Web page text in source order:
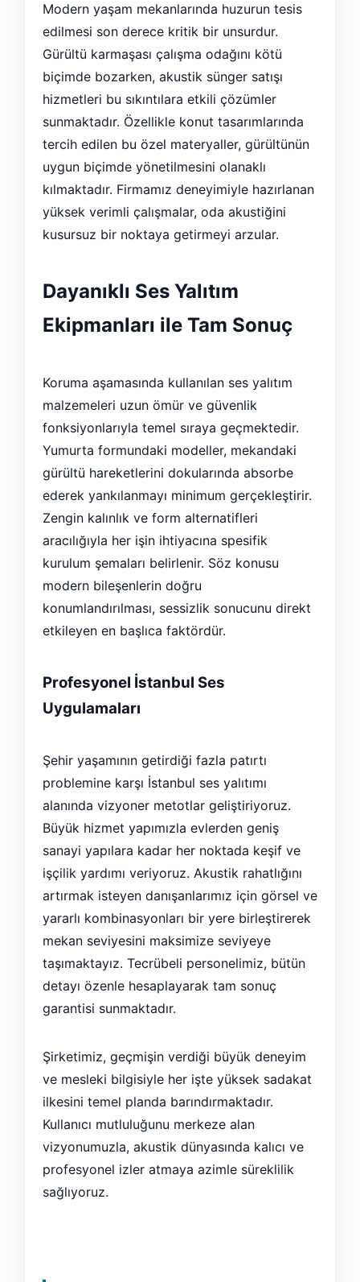
Modern yaşam mekanlarında huzurun tesis
edilmesi son derece kritik bir unsurdur.
Gürültü karmaşası çalışma odağını kötü
biçimde bozarken, akustik sünger satışı
hizmetleri bu sıkıntılara etkili çözümler
sunmaktadır. Özellikle konut tasarımlarında
tercih edilen bu özel materyaller, gürültünün
uygun biçimde yönetilmesini olanaklı
kılmaktadır. Firmamız deneyimiyle hazırlanan
yüksek verimli çalışmalar, oda akustiğini
kusursuz bir noktaya getirmeyi arzular.
Dayanıklı Ses Yalıtım
Ekipmanları ile Tam Sonuç
Koruma aşamasında kullanılan ses yalıtım
malzemeleri uzun ömür ve güvenlik
fonksiyonlarıyla temel sıraya geçmektedir.
Yumurta formundaki modeller, mekandaki
gürültü hareketlerini dokularında absorbe
ederek yankılanmayı minimum gerçekleştirir.
Zengin kalınlık ve form alternatifleri
aracılığıyla her işin ihtiyacına spesifik
kurulum şemaları belirlenir. Söz konusu
modern bileşenlerin doğru
konumlandırılması, sessizlik sonucunu direkt
etkileyen en başlıca faktördür.
Profesyonel İstanbul Ses
Uygulamaları
Şehir yaşamının getirdiği fazla patırtı
problemine karşı İstanbul ses yalıtımı
alanında vizyoner metotlar geliştiriyoruz.
Büyük hizmet yapımızla evlerden geniş
sanayi yapılara kadar her noktada keşif ve
işçilik yardımı veriyoruz. Akustik rahatlığını
artırmak isteyen danışanlarımız için görsel ve
yararlı kombinasyonları bir yere birleştirerek
mekan seviyesini maksimize seviyeye
taşımaktayız. Tecrübeli personelimiz, bütün
detayı özenle hesaplayarak tam sonuç
garantisi sunmaktadır.
Şirketimiz, geçmişin verdiği büyük deneyim
ve mesleki bilgisiyle her işte yüksek sadakat
ilkesini temel planda barındırmaktadır.
Kullanıcı mutluluğunu merkeze alan
vizyonumuzla, akustik dünyasında kalıcı ve
profesyonel izler atmaya azimle süreklilik
sağlıyoruz.